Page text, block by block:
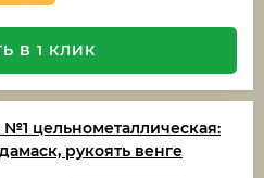
В 1 КЛИК
№1 цельнометаллическая:
рукоять венге